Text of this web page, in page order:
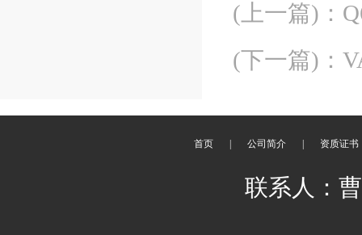
(上一篇) ：
(下一篇) ：
首页 公司简介 资质证书
联系人：